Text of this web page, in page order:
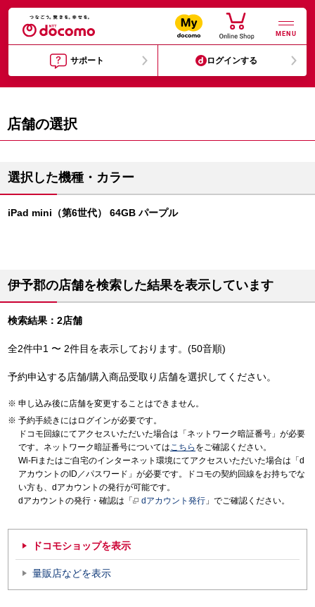
MENU
サポート ログインする
店舗の選択
選択した機種・カラー
iPad mini（第6世代） 64GB パープル
伊予郡の店舗を検索した結果を表示しています
検索結果：2店舗
全2件中1 〜 2件目を表示しております。(50音順)
予約申込する店舗/購入商品受取り店舗を選択してください。
申し込み後に店舗を変更することはできません。
予約手続きにはログインが必要です。
ドコモ回線にてアクセスいただいた場合は「ネットワーク暗証番号」が必要
です。ネットワーク暗証番号についてはこちら をご確認ください。
Wi-Fiまたはご自宅のインターネット環境にてアクセスいただいた場合は「d
アカウントのID／パスワード」が必要です。ドコモの契約回線をお持ちでな
い方も、dアカウントの発行が可能です。
dアカウントの発行・確認は「
dアカウント発行 」でご確認ください。
ドコモショップを表示
量販店などを表示